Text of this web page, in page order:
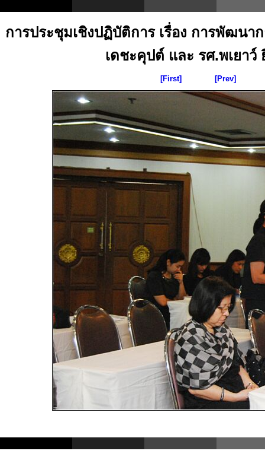
การประชุมเชิงปฏิบัติการ เรื่อง การพัฒน
เดชะคุปต์ และ รศ.พเยา
[First] [Prev]